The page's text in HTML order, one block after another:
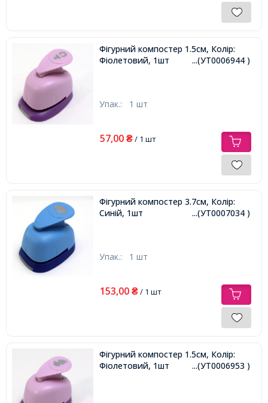
Фігурний компостер 1.5см, Колір:
Фіолетовий, 1шт
...(УТ0006944 )
Упак.: 1 шт
57,00 ₴/ 1 шт
Фігурний компостер 3.7см, Колір:
Синій, 1шт
...(УТ0007034 )
Упак.: 1 шт
153,00 ₴/ 1 шт
Фігурний компостер 1.5см, Колір:
Фіолетовий, 1шт
...(УТ0006953 )